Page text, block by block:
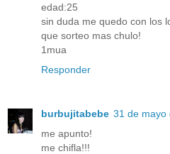
edad:25
sin duda me quedo con los
que sorteo mas chulo!
1mua
Responder
burbujitabebe 31 de mayo
me apunto!
me chifla!!!